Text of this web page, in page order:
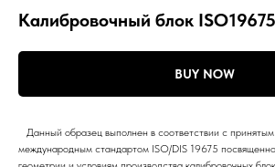
Калибровочный блок ISO19675
BUY NOW
Данный образец выполнен в соответствии с принятым
международным стандартом ISO/DIS 19675